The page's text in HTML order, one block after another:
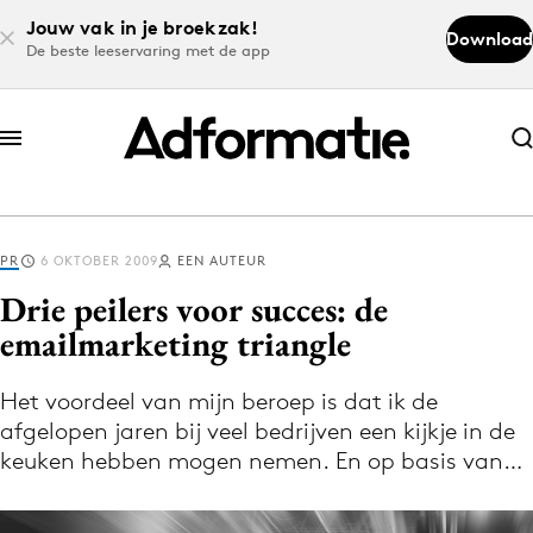
Jouw vak in je broekzak!
De beste leeservaring met de app
Download
Abonneer nu
Abonneer nu
Log in
Download de app
Volg het laatste nieuws via de Adformatie
Nieuws app
PR 6 OKTOBER 2009 EEN AUTEUR
Drie peilers voor succes: de
emailmarketing triangle
Het voordeel van mijn beroep is dat ik de
afgelopen jaren bij veel bedrijven een kijkje in de
keuken hebben mogen nemen. En op basis van…